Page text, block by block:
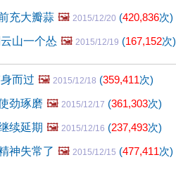
充大瓣蒜 🖼️ 2015/12/20 (420,836次)
山一个怂 🖼️ 2015/12/19 (167,152次)
而过 🖼️ 2015/12/18 (359,411次)
劲琢磨 🖼️ 2015/12/17 (361,303次)
续延期 🖼️ 2015/12/16 (237,493次)
神失常了 🖼️ 2015/12/15 (477,411次)